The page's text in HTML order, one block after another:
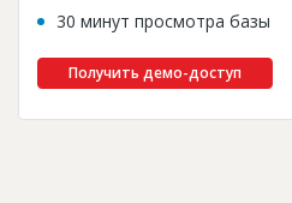
30 минут просмотра базы
Получить демо-доступ